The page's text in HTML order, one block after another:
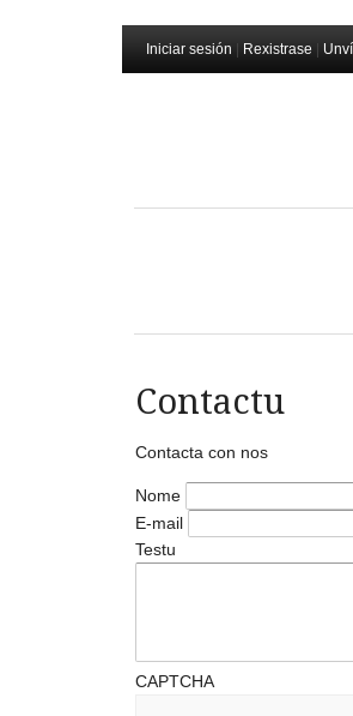
Iniciar sesión Rexistrase
Contactu
Contacta con nos
Nome
E-mail
Testu
CAPTCHA